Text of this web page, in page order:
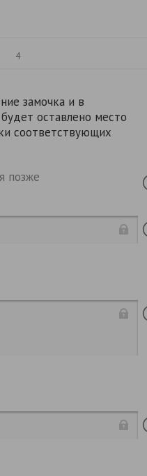
4
замочка и в
оставлено место
соответствующих
позже